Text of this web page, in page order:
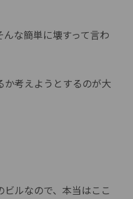
んな簡単に壊すって言わ
か考えようとするのが大
ビルなので、本当はここ